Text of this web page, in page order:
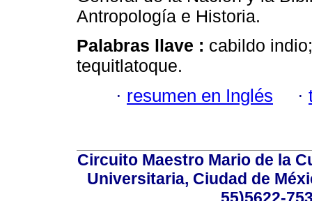
Antropología e Historia.
Palabras llave : cabildo
tequitlatoque.
· resumen en Inglés ·
Circuito Maestro Mario de la
Universitaria, Ciudad de